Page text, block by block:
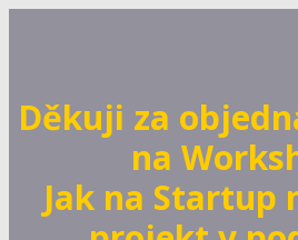
Děkuji za
na
Jak na Startup